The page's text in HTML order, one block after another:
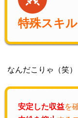
特殊スキ
なんだこりゃ（笑）
安定した収益を